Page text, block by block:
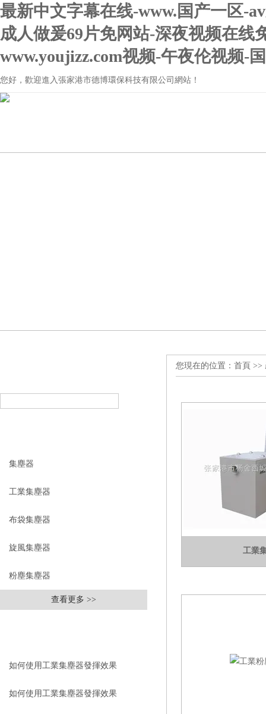
最新中文字幕在线-www.国产一区-
成人做爰69片免网站-深夜视频在线
www.youjizz.com视频-午夜伦视频-
您好，歡迎進入張家港市德博環保科技有限公司網站！
集塵器
工業集塵器
布袋集塵器
旋風集塵器
粉塵集塵器
查看更多 >>
如何使用工業集塵器發揮效果
如何使用工業集塵器發揮效果
您現在的位置： 首頁 >>
工業